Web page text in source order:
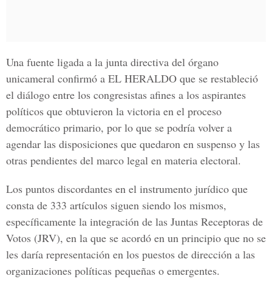
Una fuente ligada a la junta directiva del órgano
unicameral confirmó a EL HERALDO que se restableció
el diálogo entre los congresistas afines a los aspirantes
políticos que obtuvieron la victoria en el proceso
democrático primario, por lo que se podría volver a
agendar las disposiciones que quedaron en suspenso y las
otras pendientes del marco legal en materia electoral.
Los puntos discordantes en el instrumento jurídico que
consta de 333 artículos siguen siendo los mismos,
específicamente la integración de las Juntas Receptoras de
Votos (JRV), en la que se acordó en un principio que no se
les daría representación en los puestos de dirección a las
organizaciones políticas pequeñas o emergentes.